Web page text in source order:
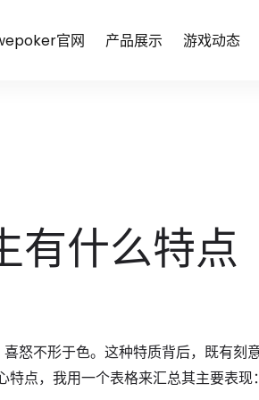
官网 产品展示 游戏动态
有什么特点
怒不形于色。这种特质背后，既有刻
点，我用一个表格来汇总其主要表现：